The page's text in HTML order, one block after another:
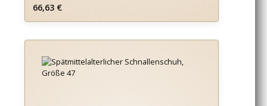
Regulärer Preis:
66,63 €